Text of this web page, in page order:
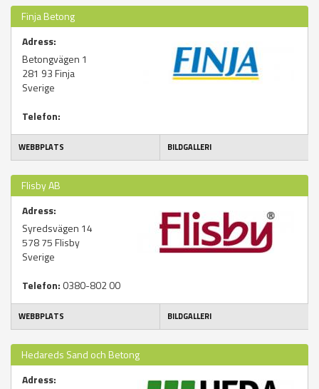
Finja Betong
Adress:
Betongvägen 1
281 93Finja
Sverige
Telefon:
WEBBPLATS BILDGALLERI
Flisby AB
Adress:
Syredsvägen 14
578 75Flisby
Sverige
Telefon: 0380-802 00
WEBBPLATS BILDGALLERI
Hedareds Sand och Betong
Adress: